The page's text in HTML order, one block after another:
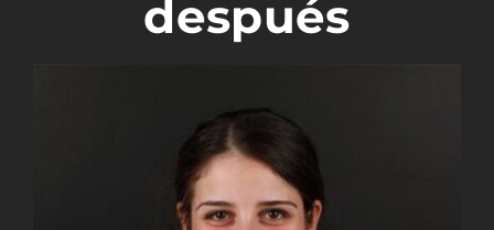
después